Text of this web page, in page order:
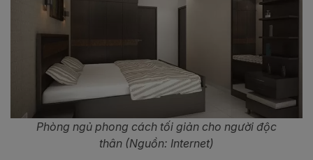
Phòng ngủ phong cách tối giản cho người độc
thân (Nguồn: Internet)